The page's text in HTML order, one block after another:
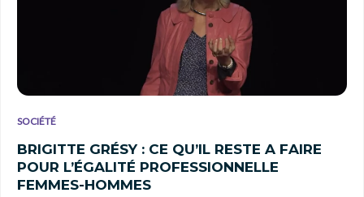
SOCIÉTÉ
BRIGITTE GRÉSY : CE QU’IL RESTE A FAIRE
POUR L’ÉGALITÉ PROFESSIONNELLE
FEMMES-HOMMES